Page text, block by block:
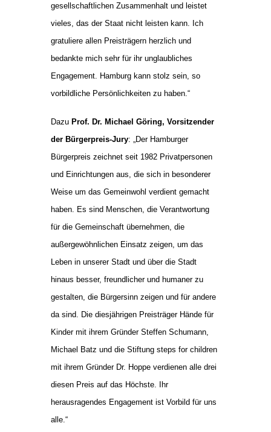
gesellschaftlichen Zusammenhalt und leistet
vieles, das der Staat nicht leisten kann. Ich
gratuliere allen Preisträgern herzlich und
bedankte mich sehr für ihr unglaubliches
Engagement. Hamburg kann stolz sein, so
vorbildliche Persönlichkeiten zu haben.“
Dazu Prof. Dr. Michael Göring, Vorsitzender
der Bürgerpreis-Jury: „Der Hamburger
Bürgerpreis zeichnet seit 1982 Privatpersonen
und Einrichtungen aus, die sich in besonderer
Weise um das Gemeinwohl verdient gemacht
haben. Es sind Menschen, die Verantwortung
für die Gemeinschaft übernehmen, die
außergewöhnlichen Einsatz zeigen, um das
Leben in unserer Stadt und über die Stadt
hinaus besser, freundlicher und humaner zu
gestalten, die Bürgersinn zeigen und für andere
da sind. Die diesjährigen Preisträger Hände für
Kinder mit ihrem Gründer Steffen Schumann,
Michael Batz und die Stiftung steps for children
mit ihrem Gründer Dr. Hoppe verdienen alle drei
diesen Preis auf das Höchste. Ihr
herausragendes Engagement ist Vorbild für uns
alle.“